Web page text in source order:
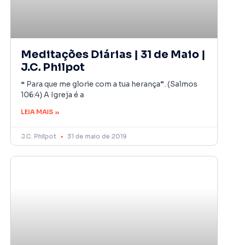
Meditações Diárias | 31 de Maio |
J.C. Philpot
❝ Para que me glorie com a tua herança❞. (Salmos
106:4) A Igreja é a
LEIA MAIS »
J.C. Philpot 31 de maio de 2019